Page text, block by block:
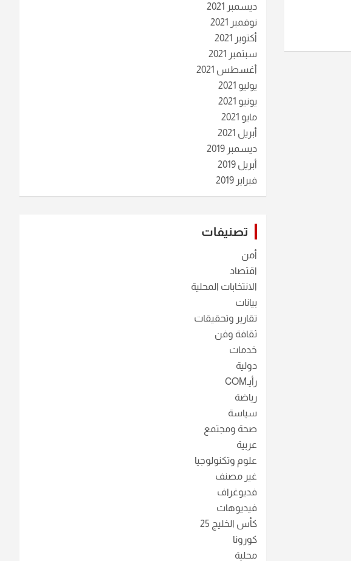
ديسمبر 2021
نوفمبر 2021
أكتوبر 2021
سبتمبر 2021
أغسطس 2021
يوليو 2021
يونيو 2021
مايو 2021
أبريل 2021
ديسمبر 2019
أبريل 2019
فبراير 2019
تصنيفات
أمن
اقتصاد
الانتخابات المحلية
بيانات
تقارير وتحقيقات
ثقافة وفن
خدمات
دولية
رأيـCOM
رياضة
سياسة
صحة ومجتمع
عربية
علوم وتكنولوجيا
غير مصنف
فديوغراف
فيديوهات
كأس الخليج 25
كورونا
محلية